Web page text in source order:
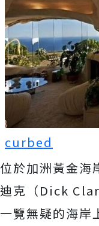
curbed
位於加洲黃金海
迪克（Dick
一覽無疑的海岸